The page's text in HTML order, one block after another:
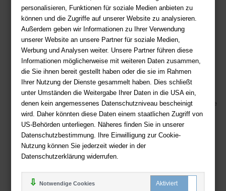
personalisieren, Funktionen für soziale Medien anbieten zu
können und die Zugriffe auf unserer Website zu analysieren.
Außerdem geben wir Informationen zu Ihrer Verwendung
unserer Website an unsere Partner für soziale Medien,
Werbung und Analysen weiter. Unsere Partner führen diese
Informationen möglicherweise mit weiteren Daten zusammen,
die Sie ihnen bereit gestellt haben oder die sie im Rahmen
Ihrer Nutzung der Dienste gesammelt haben. Dies schließt
unter Umständen die Weitergabe Ihrer Daten in die USA ein,
denen kein angemessenes Datenschutzniveau bescheinigt
wird. Daher könnten diese Daten einem staatlichen Zugriff von
US-Behörden unterliegen. Näheres finden Sie in unserer
Datenschutzbestimmung. Ihre Einwilligung zur Cookie-
Nutzung können Sie jederzeit wieder in der
Datenschutzerklärung widerrufen.
Notwendige Cookies
Hier finden Sie Antworten auf häufig gestellte
Fragen.
Fragen per E-Mail:service@deutsche-buchhandlung.de
Telefon: +49 (0)511 - 982 684 41
Ihre Vorteile bei uns
Kostenloser Versand ab 36,- EUR Bestellwert
Sicherer Online Shop und Zahlung mit SSL-Verschlüsselung
Viele Zahlungsmethoden wie PayPal, Amazon Payment, Vorkasse
Zahlweisen